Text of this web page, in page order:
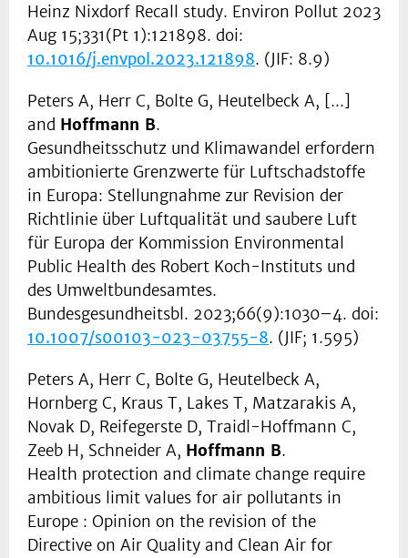
Heinz Nixdorf Recall study. Environ Pollut 2023
Aug 15;331(Pt 1):121898. doi:
10.1016/j.envpol.2023.121898. (JIF: 8.9)
Peters A, Herr C, Bolte G, Heutelbeck A, [...]
and Hoffmann B.
Gesundheitsschutz und Klimawandel erfordern
ambitionierte Grenzwerte für Luftschadstoffe
in Europa: Stellungnahme zur Revision der
Richtlinie über Luftqualität und saubere Luft
für Europa der Kommission Environmental
Public Health des Robert Koch-Instituts und
des Umweltbundesamtes.
Bundesgesundheitsbl. 2023;66(9):1030–4. doi:
10.1007/s00103-023-03755-8. (JIF; 1.595)
Peters A, Herr C, Bolte G, Heutelbeck A,
Hornberg C, Kraus T, Lakes T, Matzarakis A,
Novak D, Reifegerste D, Traidl-Hoffmann C,
Zeeb H, Schneider A, Hoffmann B.
Health protection and climate change require
ambitious limit values for air pollutants in
Europe : Opinion on the revision of the
Directive on Air Quality and Clean Air for